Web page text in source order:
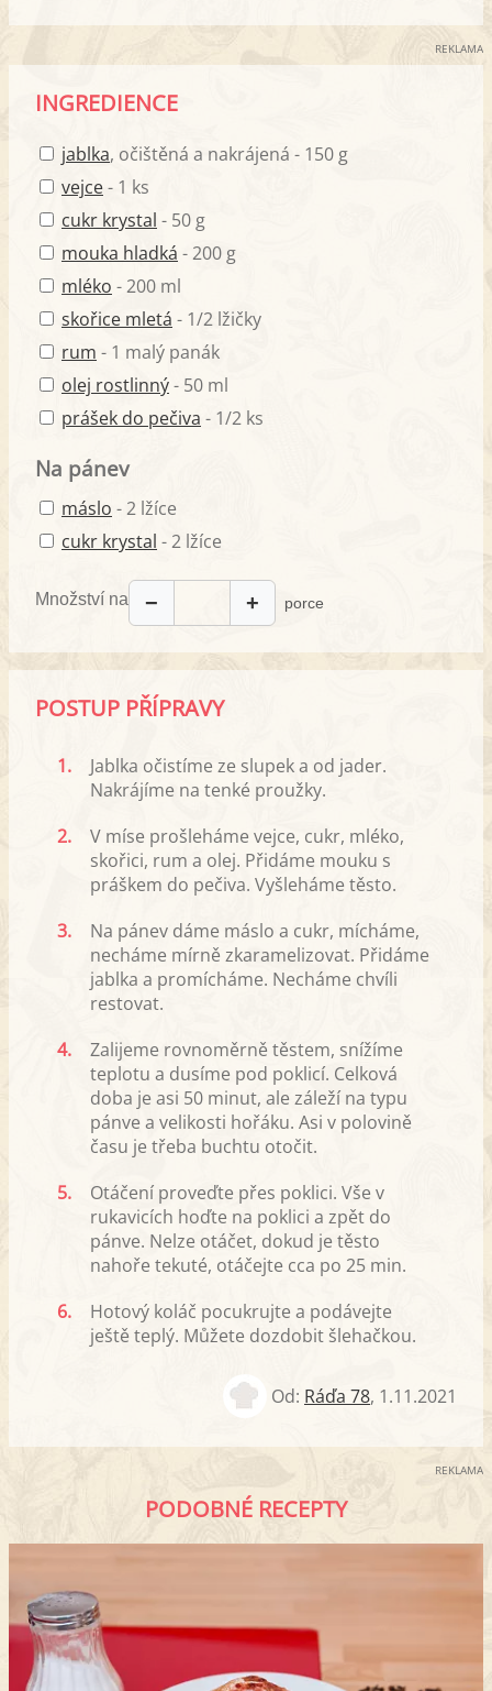
REKLAMA
INGREDIENCE
jablka, očištěná a nakrájená - 150 g
vejce- 1 ks
cukr krystal - 50 g
mouka hladká - 200 g
mléko - 200 ml
skořice mletá - 1/2 lžičky
rum - 1 malý panák
olej rostlinný- 50 ml
prášek do pečiva - 1/2 ks
Na pánev
máslo - 2 lžíce
cukr krystal - 2 lžíce
Množství na − + porce
POSTUP PŘÍPRAVY
1.
Jablka očistíme ze slupek a od jader.
Nakrájíme na tenké proužky.
2.
V míse prošleháme vejce, cukr, mléko,
skořici, rum a olej. Přidáme mouku s
práškem do pečiva. Vyšleháme těsto.
3.
Na pánev dáme máslo a cukr, mícháme,
necháme mírně zkaramelizovat. Přidáme
jablka a promícháme. Necháme chvíli
restovat.
4.
Zalijeme rovnoměrně těstem, snížíme
teplotu a dusíme pod poklicí. Celková
doba je asi 50 minut, ale záleží na typu
pánve a velikosti hořáku. Asi v polovině
času je třeba buchtu otočit.
5.
Otáčení proveďte přes poklici. Vše v
rukavicích hoďte na poklici a zpět do
pánve. Nelze otáčet, dokud je těsto
nahoře tekuté, otáčejte cca po 25 min.
6.
Hotový koláč pocukrujte a podávejte
ještě teplý. Můžete dozdobit šlehačkou.
Od: Ráďa 78, 1.11.2021
REKLAMA
PODOBNÉ RECEPTY